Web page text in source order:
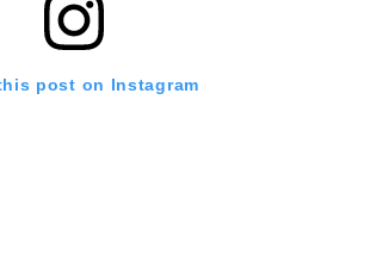
post on Instagram